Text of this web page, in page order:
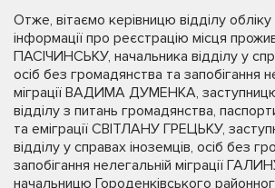
Отже, вітаємо керівницю відділу
інформації про реєстрацію місця
ПАСІЧИНСЬКУ, начальника відділу у
осіб без громадянства та запобігання
міграції ВАДИМА ДУМЕНКА,
відділу з питань громадянства,
та еміграції СВІТЛАНУ ГРЕЦЬКУ,
відділу у справах іноземців, осіб без
запобігання нелегальній міграції
начальницю Городенківського